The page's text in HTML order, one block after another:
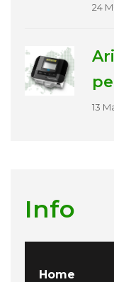
24
13
Info
Home